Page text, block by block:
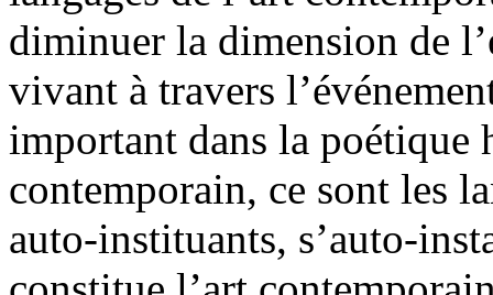
diminuer la dimension de
vivant à travers
important dans la poétique
contemporain, ce sont les
auto-instituants, s’auto-